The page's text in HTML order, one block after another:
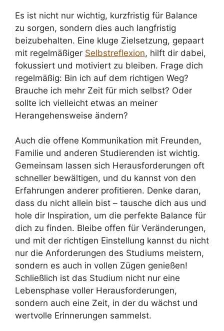
Es ist nicht nur wichtig, kurzfristig für Balance
zu sorgen, sondern dies auch langfristig
beizubehalten. Eine kluge Zielsetzung, gepaart
mit regelmäßiger Selbstreflexion, hilft dir dabei,
fokussiert und motiviert zu bleiben. Frage dich
regelmäßig: Bin ich auf dem richtigen Weg?
Brauche ich mehr Zeit für mich selbst? Oder
sollte ich vielleicht etwas an meiner
Herangehensweise ändern?
Auch die offene Kommunikation mit Freunden,
Familie und anderen Studierenden ist wichtig.
Gemeinsam lassen sich Herausforderungen oft
schneller bewältigen, und du kannst von den
Erfahrungen anderer profitieren. Denke daran,
dass du nicht allein bist – tausche dich aus und
hole dir Inspiration, um die perfekte Balance für
dich zu finden. Bleibe offen für Veränderungen,
und mit der richtigen Einstellung kannst du nicht
nur die Anforderungen des Studiums meistern,
sondern es auch in vollen Zügen genießen!
Schließlich ist das Studium nicht nur eine
Lebensphase voller Herausforderungen,
sondern auch eine Zeit, in der du wächst und
wertvolle Erinnerungen sammelst.